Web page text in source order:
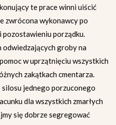
te prace winni uiścić
zwrócona wykonawcy po
pozostawieniu porządku.
odwiedzających groby na
w uprzątnięciu wszystkich
zakątkach cmentarza.
silosu jednego porzuconego
dla wszystkich zmarłych
się dobrze segregować